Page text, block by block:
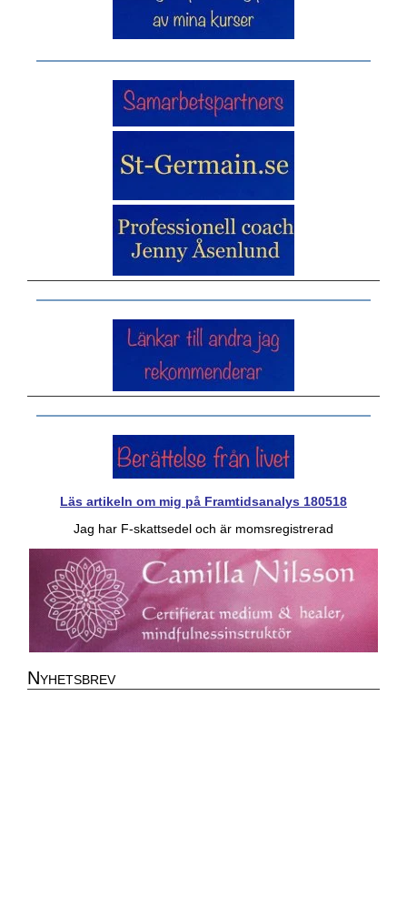
Läs artikeln om mig på Framtidsanalys 180518
Jag har F-skattsedel och är momsregistrerad
Nyhetsbrev